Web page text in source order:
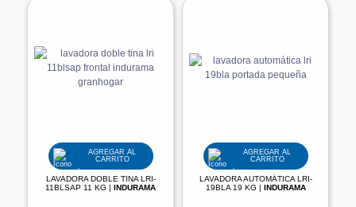
AGREGAR AL
CARRITO
LAVADORA DOBLE TINA LRI-
11BLSAP 11 KG | INDURAMA
AGREGAR AL
CARRITO
LAVADORA AUTOMÁTICA LRI-
19BLA 19 KG | INDURAMA